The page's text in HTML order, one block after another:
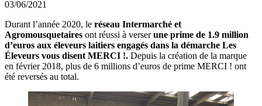
03/06/2021
Durant l’année 2020, le réseau Intermarché et
Agromousquetaires ont réussi à verserune prime de 1.9 million
d’euros aux éleveurs laitiers engagés dans la démarche Les
Éleveurs vous disent MERCI !. Depuis la création de la marque
en février 2018, plus de 6 millions d’euros de prime MERCI ! ont
été reversés au total.